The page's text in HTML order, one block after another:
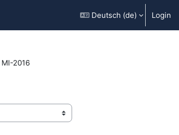
Deutsch ‎(de)‎ Login
MI-2016